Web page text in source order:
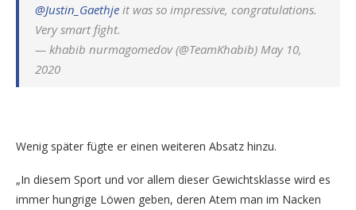
@Justin_Gaethje it was so impressive, congratulations.
Very smart fight.
— khabib nurmagomedov (@TeamKhabib) May 10,
2020
Wenig später fügte er einen weiteren Absatz hinzu.
„In diesem Sport und vor allem dieser Gewichtsklasse wird es
immer hungrige Löwen geben, deren Atem man im Nacken